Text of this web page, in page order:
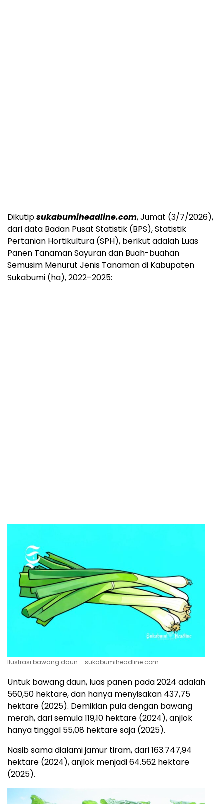
Dikutipsukabumiheadline.com, Jumat (3/7/2026),
dari data Badan Pusat Statistik (BPS), Statistik
Pertanian Hortikultura (SPH), berikut adalah Luas
Panen Tanaman Sayuran dan Buah-buahan
Semusim Menurut Jenis Tanaman di Kabupaten
Sukabumi (ha), 2022–2025:
Ilustrasi bawang daun – sukabumiheadline.com
Untuk bawang daun, luas panen pada 2024 adalah
560,50 hektare, dan hanya menyisakan 437,75
hektare (2025). Demikian pula dengan bawang
merah, dari semula 119,10 hektare (2024), anjlok
hanya tinggal 55,08 hektare saja (2025).
Nasib sama dialami jamur tiram, dari 163.747,94
hektare (2024), anjlok menjadi 64.562 hektare
(2025).